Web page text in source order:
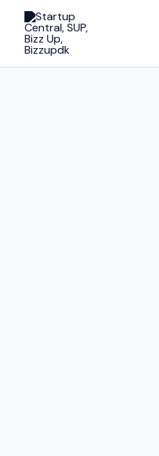
indholdet